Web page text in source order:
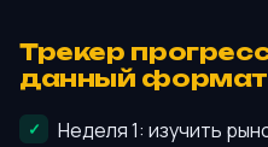
Трекер
данный формат
Неделя 1: изучить